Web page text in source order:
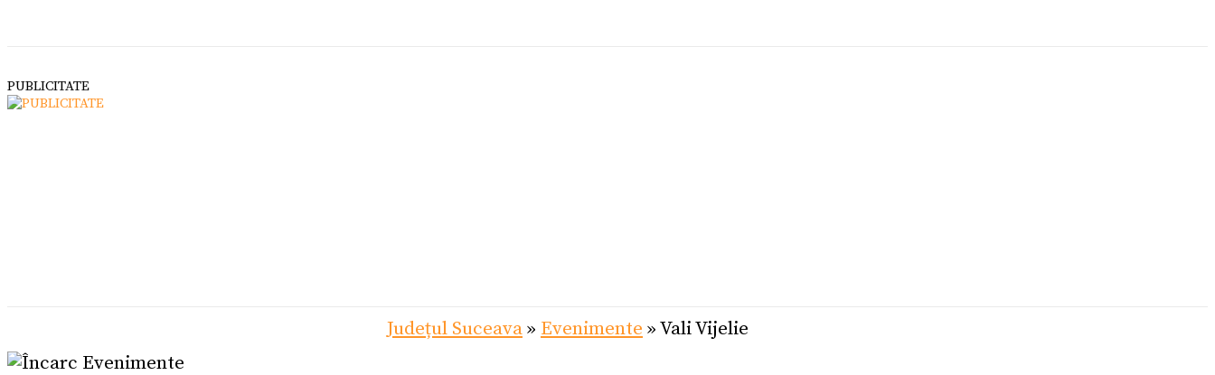
PUBLICITATE
Județul Suceava» Evenimente »Vali Vijelie